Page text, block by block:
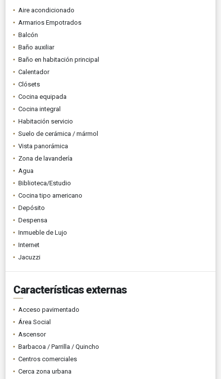
Aire acondicionado
Armarios Empotrados
Balcón
Baño auxiliar
Baño en habitación principal
Calentador
Clósets
Cocina equipada
Cocina integral
Habitación servicio
Suelo de cerámica / mármol
Vista panorámica
Zona de lavandería
Agua
Biblioteca/Estudio
Cocina tipo americano
Depósito
Despensa
Inmueble de Lujo
Internet
Jacuzzi
Características externas
Acceso pavimentado
Área Social
Ascensor
Barbacoa / Parrilla / Quincho
Centros comerciales
Cerca zona urbana